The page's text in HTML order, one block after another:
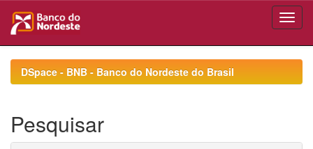
navigationDSpace - BNB - Banco do Nordeste do Brasil
Pesquisar